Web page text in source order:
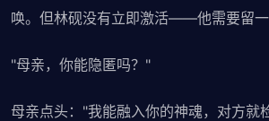
唤。但林砚没有立即激活——他需要留一
"母亲，你能隐匿吗？"
母亲点头："我能融入你的神魂，对方就